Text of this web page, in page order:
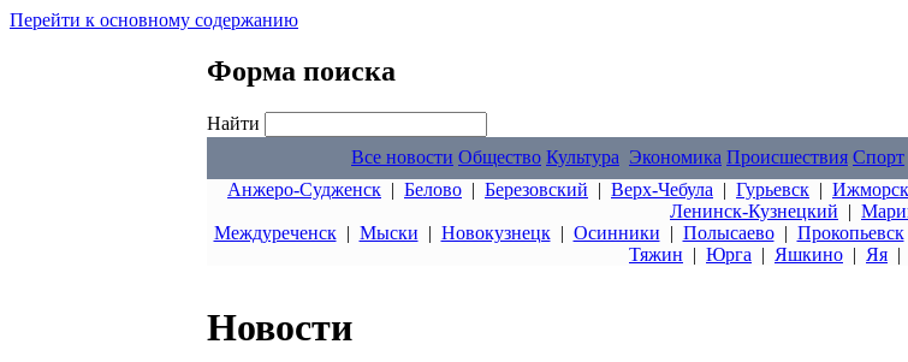
Перейти к основному содержанию
Форма поиска
Найти
Все новости Общество Культура Экономика Происшествия Спорт
Анжеро-Судженск | Белово | Березовский | Верх-Чебула | Гурьевск |
Ленинск-Кузнецкий |
Междуреченск| Мыски | Новокузнецк| Осинники | Полысаево| Прокопьевск
Тяжин | Юрга | Яшкино | Яя |
Новости